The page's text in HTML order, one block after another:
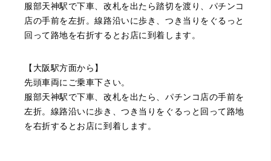
（豊中市西泉丘）初めて利用しましたが、とても親切丁寧
に査定をして頂き思いもよらない価格をいただきました。
正直他店の倍以上で驚きました。また機会があれば利用し
ます。
服部天神駅で下車、改札を出たら踏切を渡り、パチンコ
店の手前を左折。線路沿いに歩き、つき当りをぐるっと
回って路地を右折するとお店に到着します。
【大阪駅方面から】
先頭車両にご乗車下さい。
服部天神駅で下車、改札を出たら、パチンコ店の手前を
左折。線路沿いに歩き、つき当りをぐるっと回って路地
を右折するとお店に到着します。